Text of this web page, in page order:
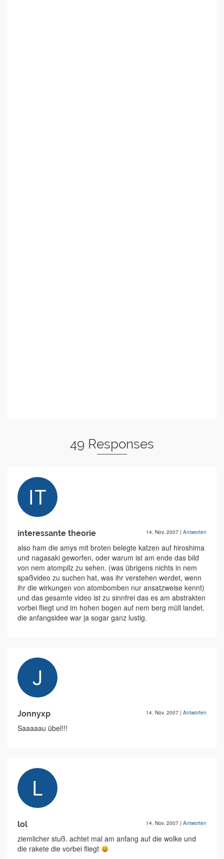
49 Responses
interessante theorie 14. Nov. 2007 | Antworten
also ham die amys mit broten belegte katzen auf hiroshima
und nagasaki geworfen, oder warum ist am ende das bild
von nem atompilz zu sehen. (was übrigens nichts in nem
spaßvideo zu suchen hat, was ihr verstehen werdet, wenn
ihr die wirkungen von atombomben nur ansatzweise kennt)
und das gesamte video ist zu sinnfrei das es am abstrakten
vorbei fliegt und im hohen bogen auf nem berg müll landet.
die anfangsidee war ja sogar ganz lustig.
Jonnyxp 14. Nov. 2007 | Antworten
Saaaaau übel!!!
lol 14. Nov. 2007 | Antworten
ziemlicher stuß. achtet mal am anfang auf die wolke und
die rakete die vorbei fliegt